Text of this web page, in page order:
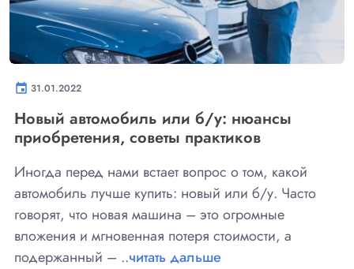
event 31.01.2022
Новый автомобиль или б/у: нюансы
приобретения, советы практиков
Иногда перед нами встает вопрос о том, какой
автомобиль лучше купить: новый или б/у. Часто
говорят, что новая машина – это огромные
вложения и мгновенная потеря стоимости, а
подержанный – ..читать дальше